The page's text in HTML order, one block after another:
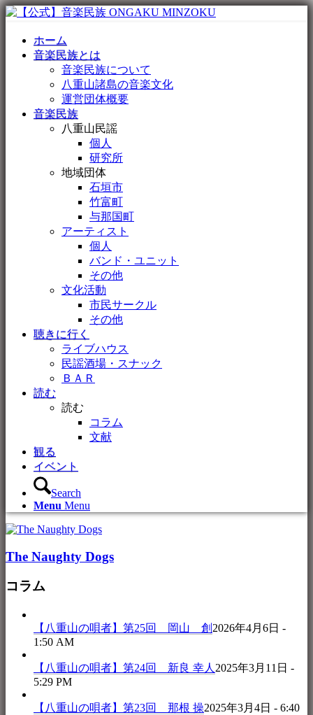
ホーム
音楽民族とは
音楽民族について
八重山諸島の音楽文化
運営団体概要
音楽民族
八重山民謡
個人
研究所
地域団体
石垣市
竹富町
与那国町
アーティスト
個人
バンド・ユニット
その他
文化活動
市民サークル
その他
聴きに行く
ライブハウス
民謡酒場・スナック
ＢＡＲ
読む
読む
コラム
文献
観る
イベント
Search
Menu Menu
The Naughty Dogs
コラム
【八重山の唄者】第25回 岡山 創 2026年4月6日 -
1:50 AM
【八重山の唄者】第24回 新良 幸人 2025年3月11日 -
5:29 PM
【八重山の唄者】第23回 那根 操2025年3月4日 - 6:40